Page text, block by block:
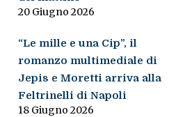
20 Giugno 2026
“Le mille e una Cip”, il
romanzo multimediale di
Jepis e Moretti arriva alla
Feltrinelli di Napoli
18 Giugno 2026